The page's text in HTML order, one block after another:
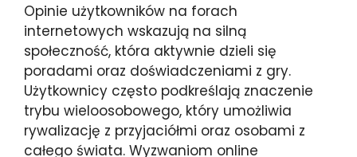
Opinie użytkowników na forach
internetowych wskazują na silną
społeczność, która aktywnie dzieli się
poradami oraz doświadczeniami z gry.
Użytkownicy często podkreślają znaczenie
trybu wieloosobowego, który umożliwia
rywalizację z przyjaciółmi oraz osobami z
całego świata. Wyzwaniom online